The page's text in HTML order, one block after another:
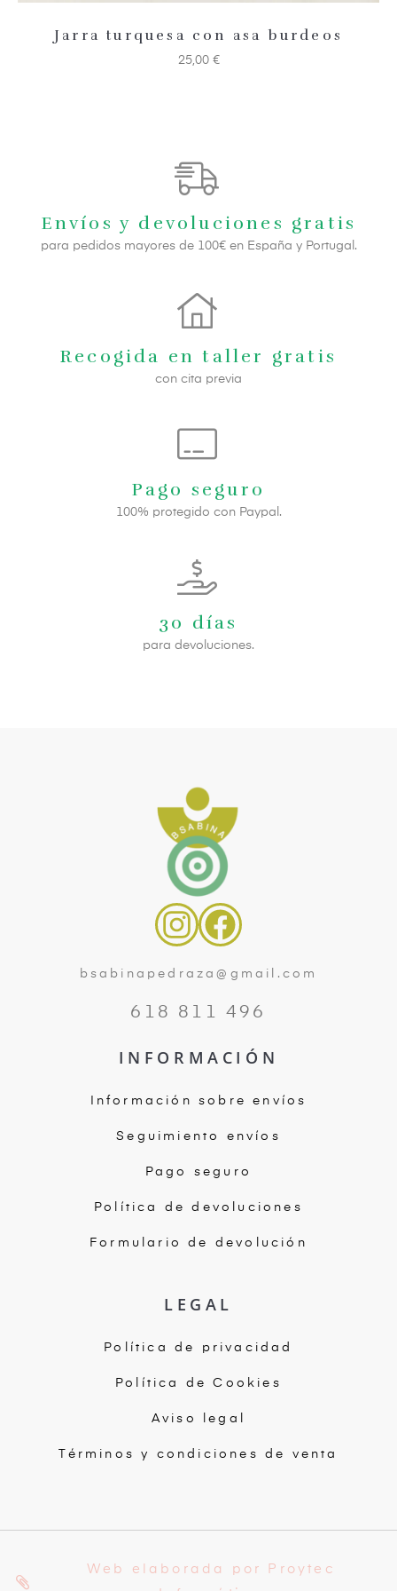
Jarra turquesa con asa burdeos
25,00 €
Envíos y devoluciones gratis
para pedidos mayores de 100€ en España y Portugal.
Recogida en taller gratis
con cita previa
Pago seguro
100% protegido con Paypal.
30 días
para devoluciones.
bsabinapedraza@gmail.com
618 811 496
INFORMACIÓN
Información sobre envíos
Seguimiento envíos
Pago seguro
Política de devoluciones
Formulario de devolución
LEGAL
Política de privacidad
Política de Cookies
Aviso legal
Términos y condiciones de venta
Web elaborada por Proytec